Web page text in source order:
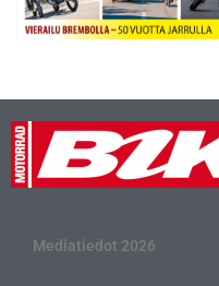
Mediatiedot 2026